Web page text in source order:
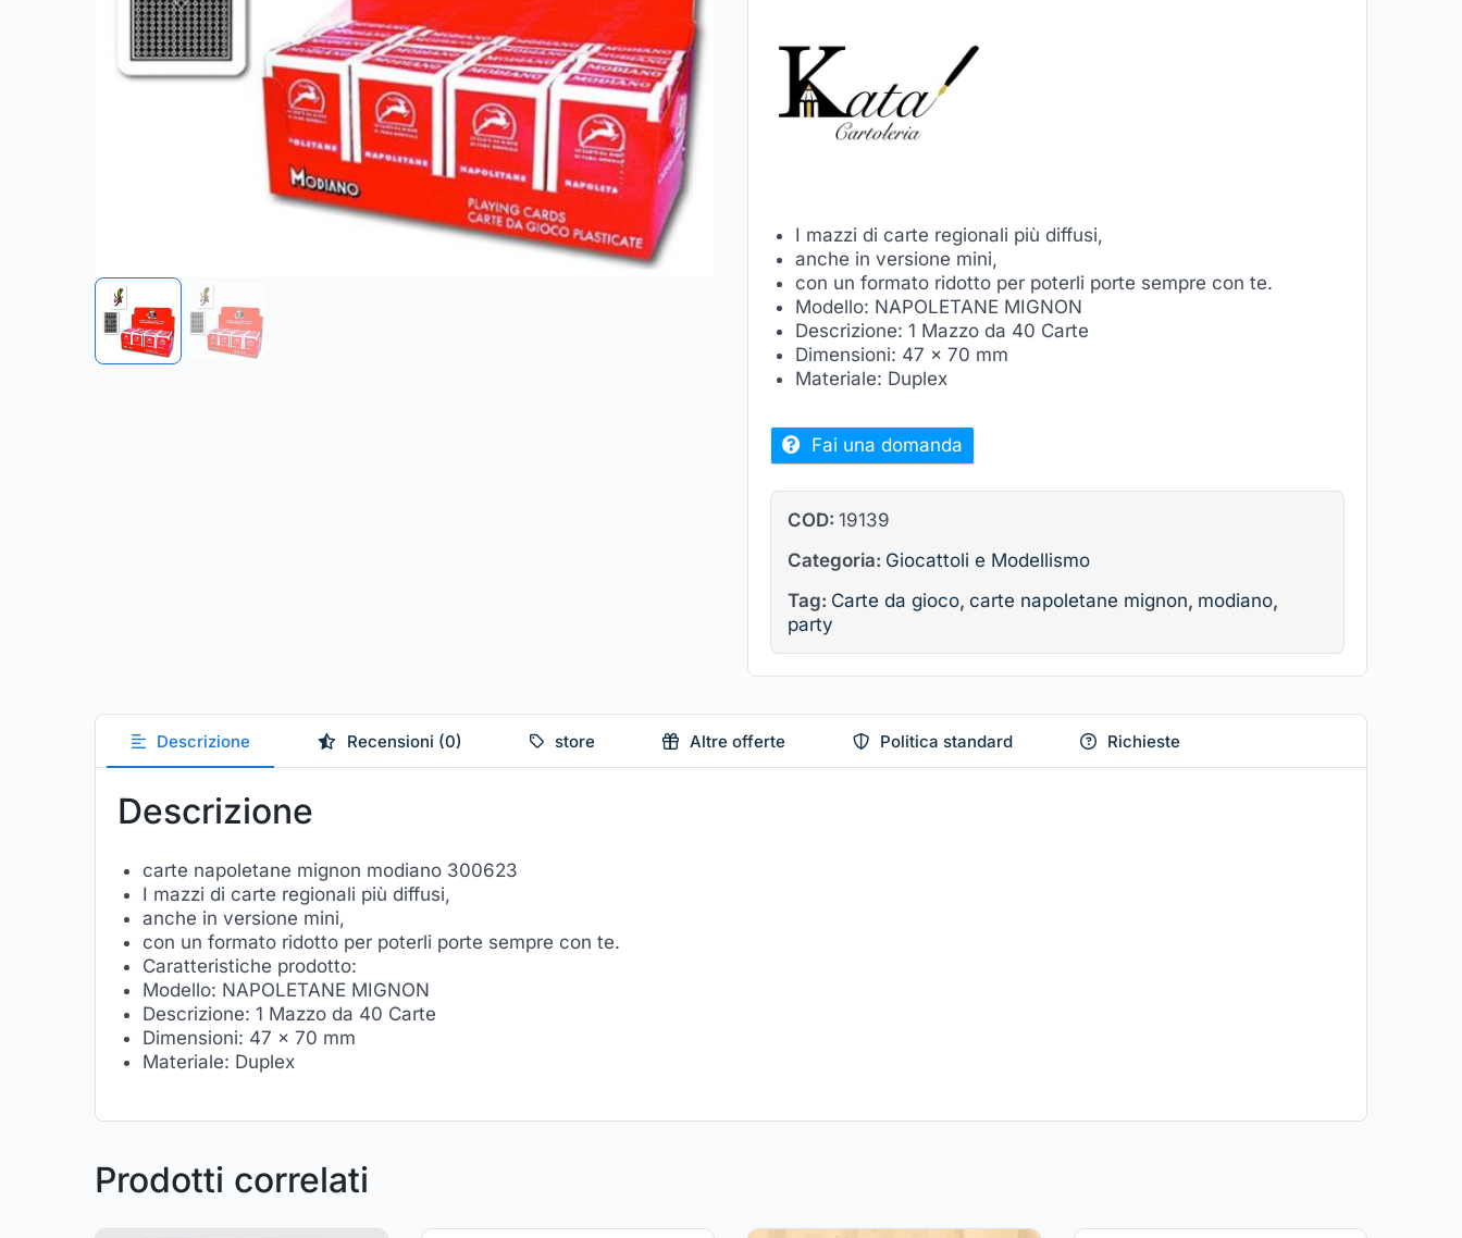
I mazzi di carte regionali più diffusi,
anche in versione mini,
con un formato ridotto per poterli porte sempre con te.
Modello: NAPOLETANE MIGNON
Descrizione: 1 Mazzo da 40 Carte
Dimensioni: 47 x 70 mm
Materiale: Duplex
Fai una domanda
COD: 19139
Categoria: Giocattoli e Modellismo
Tag: Carte da gioco, carte napoletane mignon, modiano,
party
Descrizione Recensioni (0) store Altre offerte Politica standard Richieste
Descrizione
carte napoletane mignon modiano 300623
I mazzi di carte regionali più diffusi,
anche in versione mini,
con un formato ridotto per poterli porte sempre con te.
Caratteristiche prodotto:
Modello: NAPOLETANE MIGNON
Descrizione: 1 Mazzo da 40 Carte
Dimensioni: 47 x 70 mm
Materiale: Duplex
Prodotti correlati